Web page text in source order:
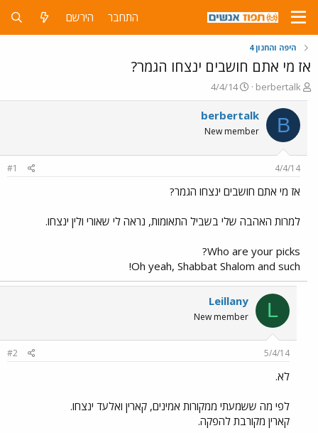
התחבר הירשם
היפה והחנון 4
אז מי אתם חושבים ינצחו הגמר?
פ
ו
ת
ח
ה
ש
א
berbertalk
פ
ו
ר
ם
ר
4/4/14
B
berbertalk
New member
4/4/14
#1
אז מי אתם חושבים ינצחו הגמר?
למרות האהבה שלי בשביל התאומות, נראה לי שאורי ולין ינצחו.
Who are your picks?
Oh yeah, Shabbat Shalom and such!
L
Leillany
New member
5/4/14
#2
לא.
לפי מה ששמעתי ממקורות אמינים, קארין ואלעד ינצחו.
קארין מקורבת להפקה.